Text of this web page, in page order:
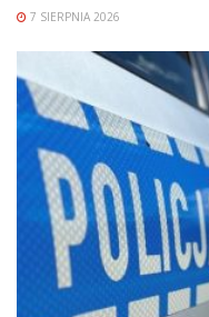
7 SIERPNIA 2026